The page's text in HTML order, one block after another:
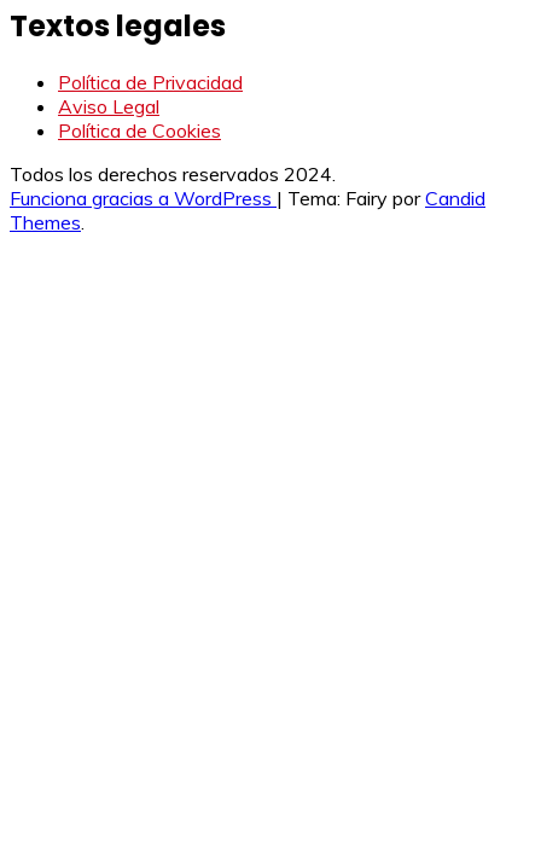
Textos legales
Política de Privacidad
Aviso Legal
Política de Cookies
Todos los derechos reservados 2024.
Funciona gracias a WordPress | Tema: Fairy porCandid
Themes.